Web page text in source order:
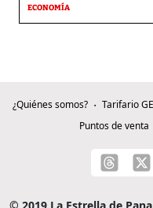
ECONOMÍA
¿Quiénes somos? Tarifario
Puntos de venta